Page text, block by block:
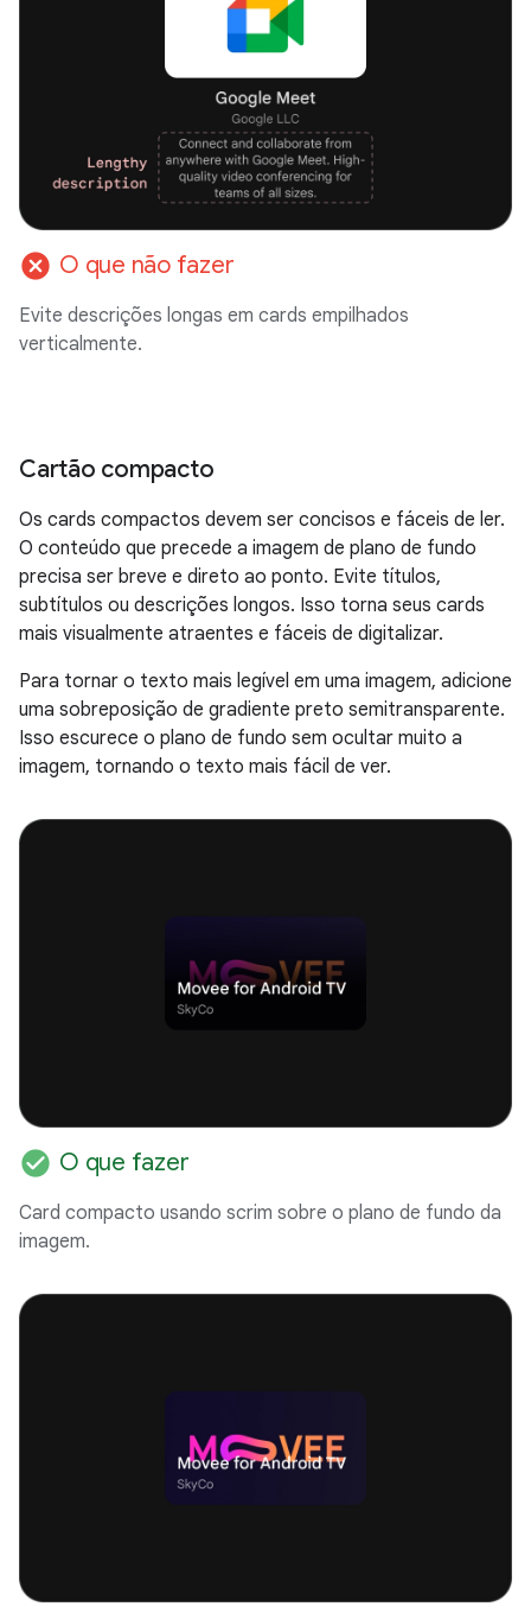
cancel O que não fazer
Evite descrições longas em cards empilhados
verticalmente.
Cartão compacto
Os cards compactos devem ser concisos e fáceis de ler.
O conteúdo que precede a imagem de plano de fundo
precisa ser breve e direto ao ponto. Evite títulos,
subtítulos ou descrições longos. Isso torna seus cards
mais visualmente atraentes e fáceis de digitalizar.
Para tornar o texto mais legível em uma imagem, adicione
uma sobreposição de gradiente preto semitransparente.
Isso escurece o plano de fundo sem ocultar muito a
imagem, tornando o texto mais fácil de ver.
check_circle O que fazer
Card compacto usando scrim sobre o plano de fundo da
imagem.